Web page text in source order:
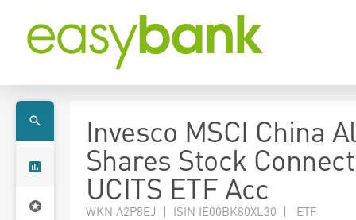
Invesco MSCI China
Shares Stock Connect
UCITS ETF Acc
WKN A2P8EJ | ISIN IE00BK80XL30 | ETF